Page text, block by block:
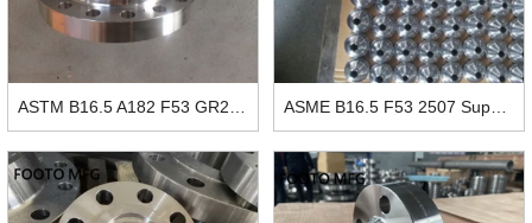
ASME B16.5 F53 2507 Super Duplex Edelstahl Vorschweißflansche 1/2 Zoll We